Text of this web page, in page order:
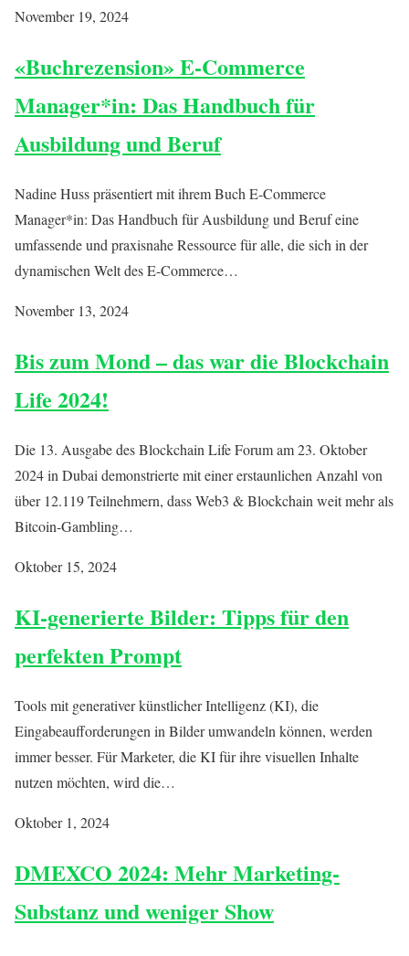
November 19, 2024
«Buchrezension» E-Commerce
Manager*in: Das Handbuch für
Ausbildung und Beruf
Nadine Huss präsentiert mit ihrem Buch E-Commerce
Manager*in: Das Handbuch für Ausbildung und Beruf eine
umfassende und praxisnahe Ressource für alle, die sich in der
dynamischen Welt des E-Commerce…
November 13, 2024
Bis zum Mond – das war die Blockchain
Life 2024!
Die 13. Ausgabe des Blockchain Life Forum am 23. Oktober
2024 in Dubai demonstrierte mit einer erstaunlichen Anzahl von
über 12.119 Teilnehmern, dass Web3 & Blockchain weit mehr als
Bitcoin-Gambling…
Oktober 15, 2024
KI-generierte Bilder: Tipps für den
perfekten Prompt
Tools mit generativer künstlicher Intelligenz (KI), die
Eingabeaufforderungen in Bilder umwandeln können, werden
immer besser. Für Marketer, die KI für ihre visuellen Inhalte
nutzen möchten, wird die…
Oktober 1, 2024
DMEXCO 2024: Mehr Marketing-
Substanz und weniger Show